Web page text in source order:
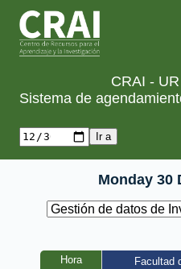
CRAI - UR
Sistema de
Monday 30
Hora
Facultad